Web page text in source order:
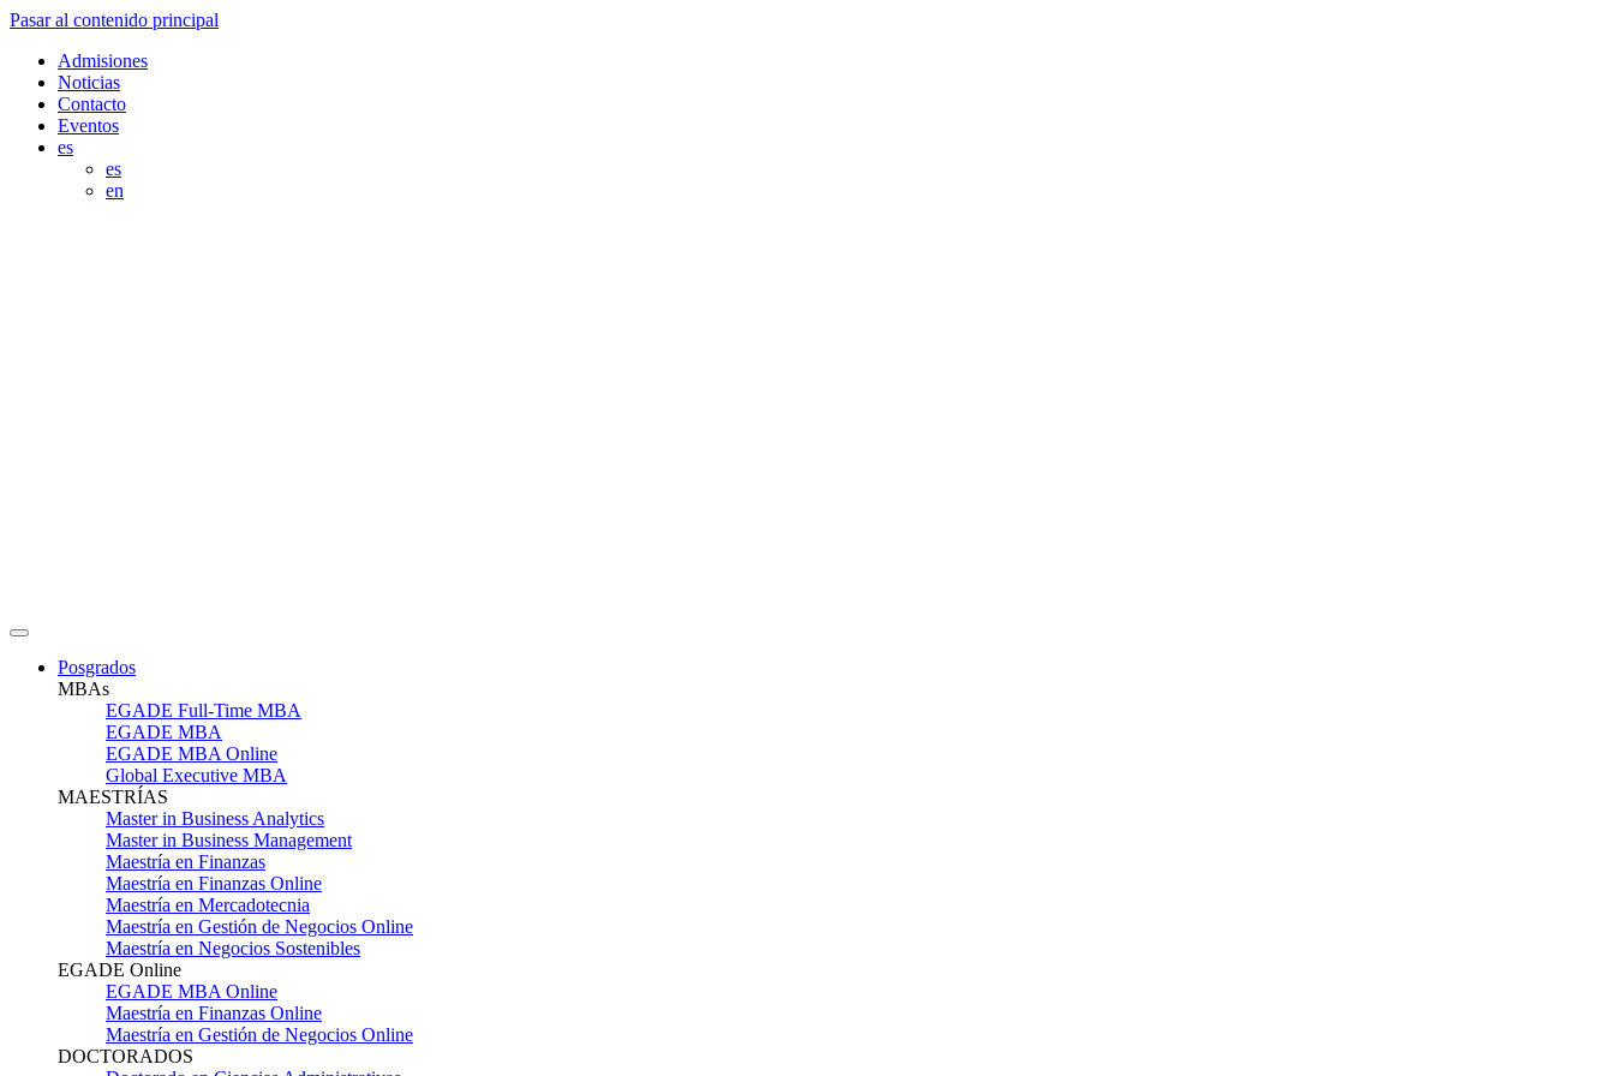
Pasar al contenido principal
Admisiones
Noticias
Contacto
Eventos
es
es
en
Posgrados
MBAs
EGADE Full-Time MBA
EGADE MBA
EGADE MBA Online
Global Executive MBA
MAESTRÍAS
Master in Business Analytics
Master in Business Management
Maestría en Finanzas
Maestría en Finanzas Online
Maestría en Mercadotecnia
Maestría en Gestión de Negocios Online
Maestría en Negocios Sostenibles
EGADE Online
EGADE MBA Online
Maestría en Finanzas Online
Maestría en Gestión de Negocios Online
DOCTORADOS